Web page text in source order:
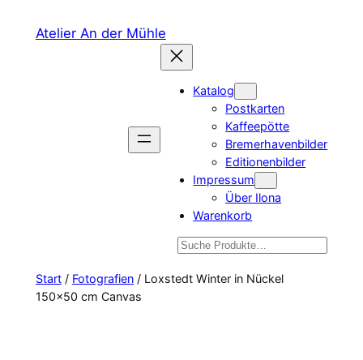
InhaltAtelier An der Mühle
Katalog
Postkarten
Kaffeepötte
Bremerhavenbilder
Editionenbilder
Impressum
Über Ilona
Warenkorb
Suchen
Start/ Fotografien/ Loxstedt Winter in Nückel
150×50 cm Canvas